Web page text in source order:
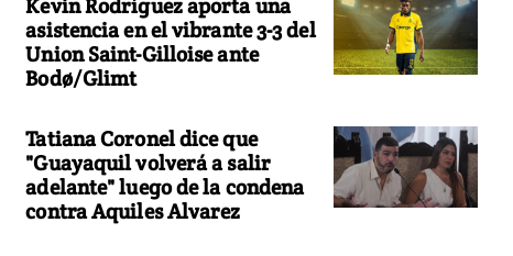
Kevin Rodríguez aporta una
asistencia en el vibrante 3-3 del
Union Saint-Gilloise ante
Bodø/Glimt
Tatiana Coronel dice que
"Guayaquil volverá a salir
adelante" luego de la condena
contra Aquiles Alvarez